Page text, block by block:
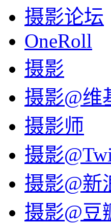
摄影论坛
OneRoll
摄影
摄影@维
摄影师
摄影
摄影@新
摄影@豆